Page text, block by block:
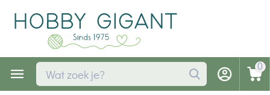
0